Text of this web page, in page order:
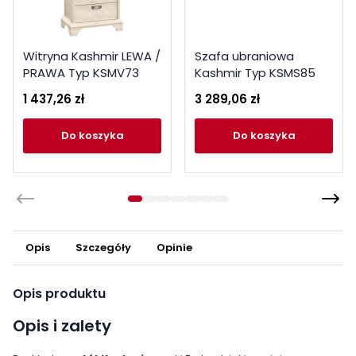
Witryna Kashmir LEWA /
PRAWA Typ KSMV73
Kashmir
1 437,26 zł
do koszyka
Szafa ubraniowa
Kashmir Typ KSMS85
3 289,06 zł
do koszyka
Opis Szczegóły Opinie
Opis produktu
Opis i zalety